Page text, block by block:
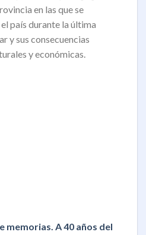
en las que se
país durante la última
y sus consecuencias
y económicas.
memorias. A 40 años del